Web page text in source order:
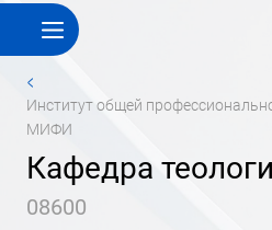
<
институт общей профессиональной подготовки (М) НИЯУ
МИФИ
Кафедра
08600